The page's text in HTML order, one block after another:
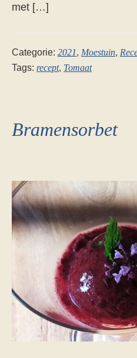
met […]
Categorie: 2021, Moestuin,
Tags: recept, Tomaat
Bramensorbet